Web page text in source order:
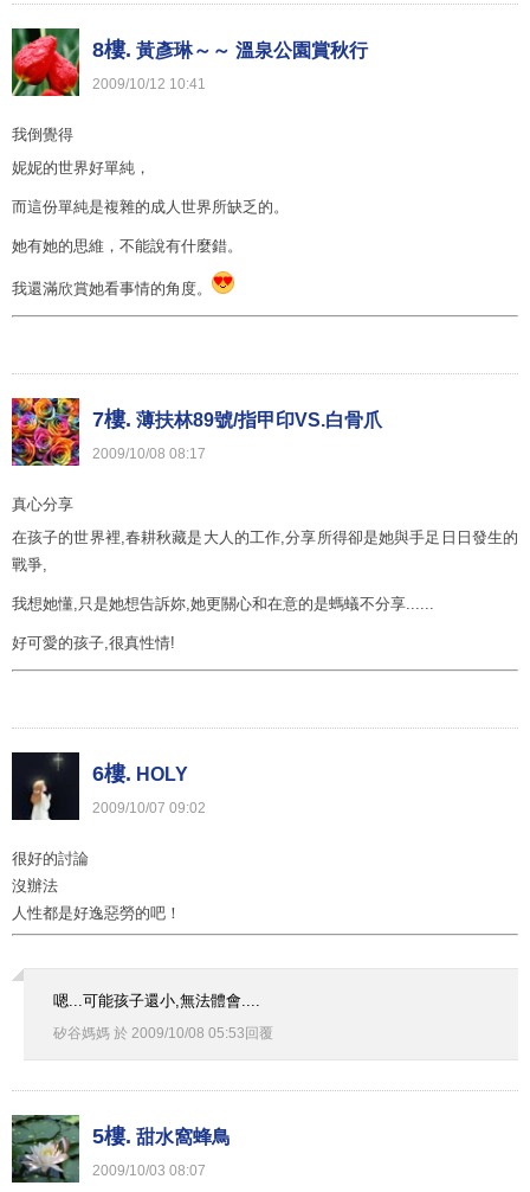
8樓. 黃彥琳～～ 溫泉公園賞秋行
2009/10/12 10:41
我倒覺得
妮妮的世界好單純，
而這份單純是複雜的成人世界所缺乏的。
她有她的思維，不能說有什麼錯。
我還滿欣賞她看事情的角度。
7樓. 薄扶林89號/指甲印VS.白骨爪
2009/10/08 08:17
真心分享
在孩子的世界裡,春耕秋藏是大人的工作,分享所得卻是她與手足日日發生的
戰爭,
我想她懂,只是她想告訴妳,她更關心和在意的是螞蟻不分享......
好可愛的孩子,很真性情!
6樓. HOLY
2009/10/07 09:02
很好的討論
沒辦法
人性都是好逸惡勞的吧！
嗯...可能孩子還小,無法體會....
矽谷媽媽 於 2009/10/08 05:53回覆
5樓. 甜水窩蜂鳥
2009/10/03 08:07